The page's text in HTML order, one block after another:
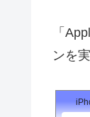
「
ンを